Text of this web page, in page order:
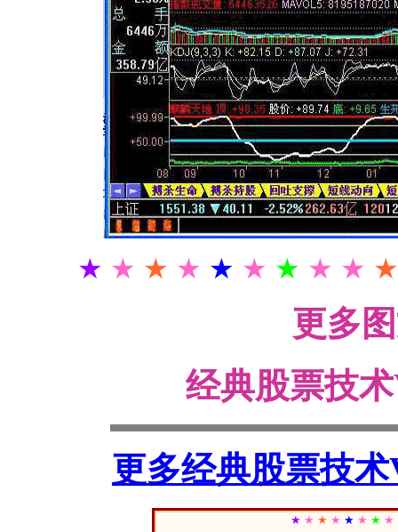
★ ★ ★ ★ ★ ★ ★ ★ ★ ★
更多
经典股票技
更多经典股票技
★ ★ ★ ★ ★ ★ ★ ★